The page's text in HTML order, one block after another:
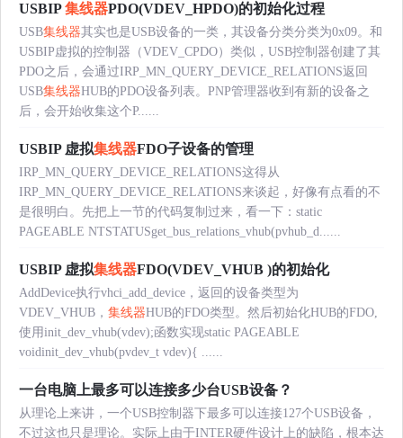
USBIP集线器PDO(VDEV_HPDO)的初始化过程
USB集线器其实也是USB设备的一类，其设备分类分类为0x09。和
USBIP虚拟的控制器（VDEV_CPDO）类似，USB控制器创建了其
PDO之后，会通过IRP_MN_QUERY_DEVICE_RELATIONS返回
USB集线器HUB的PDO设备列表。PNP管理器收到有新的设备之
后，会开始收集这个P......
USBIP 虚拟集线器FDO子设备的管理
IRP_MN_QUERY_DEVICE_RELATIONS这得从
IRP_MN_QUERY_DEVICE_RELATIONS来谈起，好像有点看的不
是很明白。先把上一节的代码复制过来，看一下：static
PAGEABLE NTSTATUSget_bus_relations_vhub(pvhub_d......
USBIP 虚拟集线器FDO(VDEV_VHUB )的初始化
AddDevice执行vhci_add_device，返回的设备类型为
VDEV_VHUB， 集线器HUB的FDO类型。然后初始化HUB的FDO,
使用init_dev_vhub(vdev);函数实现static PAGEABLE
voidinit_dev_vhub(pvdev_t vdev){ ......
一台电脑上最多可以连接多少台USB设备？
从理论上来讲，一个USB控制器下最多可以连接127个USB设备，
不过这也只是理论。实际上由于INTER硬件设计上的缺陷，根本达